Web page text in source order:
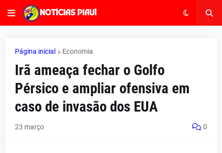
Página inicial Economia
Irã ameaça fechar o Golfo
Pérsico e ampliar ofensiva em
caso de invasão dos EUA
23 março 0